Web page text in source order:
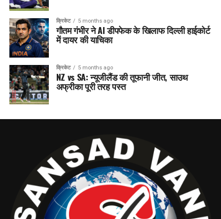
क्रिकेट 5 months ago
गौतम गंभीर ने AI डीपफेक के खिलाफ दिल्ली हाईकोर्ट
में दायर की याचिका
क्रिकेट 5 months ago
NZ vs SA: न्यूजीलैंड की तूफानी जीत, साउथ
अफ्रीका पूरी तरह पस्त